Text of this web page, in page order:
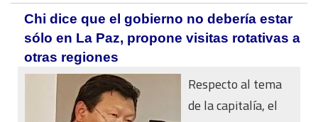
Chi dice que el gobierno no debería estar
sólo en La Paz, propone visitas rotativas a
otras regiones
Respecto al tema
de la capitalía, el